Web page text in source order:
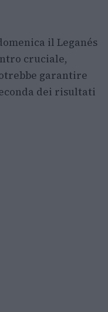
il Leganés
cruciale,
garantire
dei risultati